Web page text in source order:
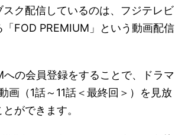
スク配信しているのは、フジテレビ
「FOD PREMIUM」という動画配信
への会員登録をすることで、ドラマ
画（1話～11話＜最終回＞）を見放
ができます。